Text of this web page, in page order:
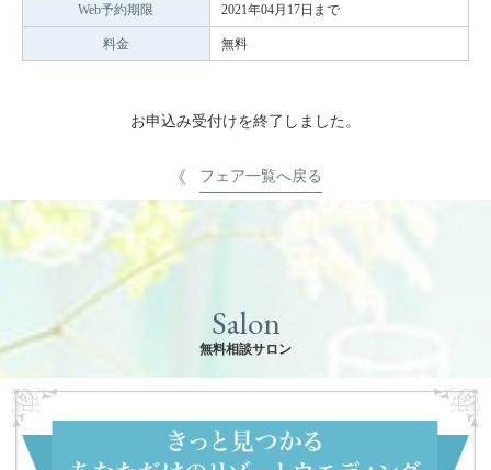
Web予約期限 2021年04月17日まで
料金 無料
お申込み受付けを終了しました。
フェア一覧へ戻る
Salon
無料相談サロン